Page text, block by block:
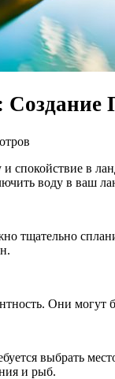
спокойствие в
воду в ваш
тщательно
Они могут
выбрать
и рыб.